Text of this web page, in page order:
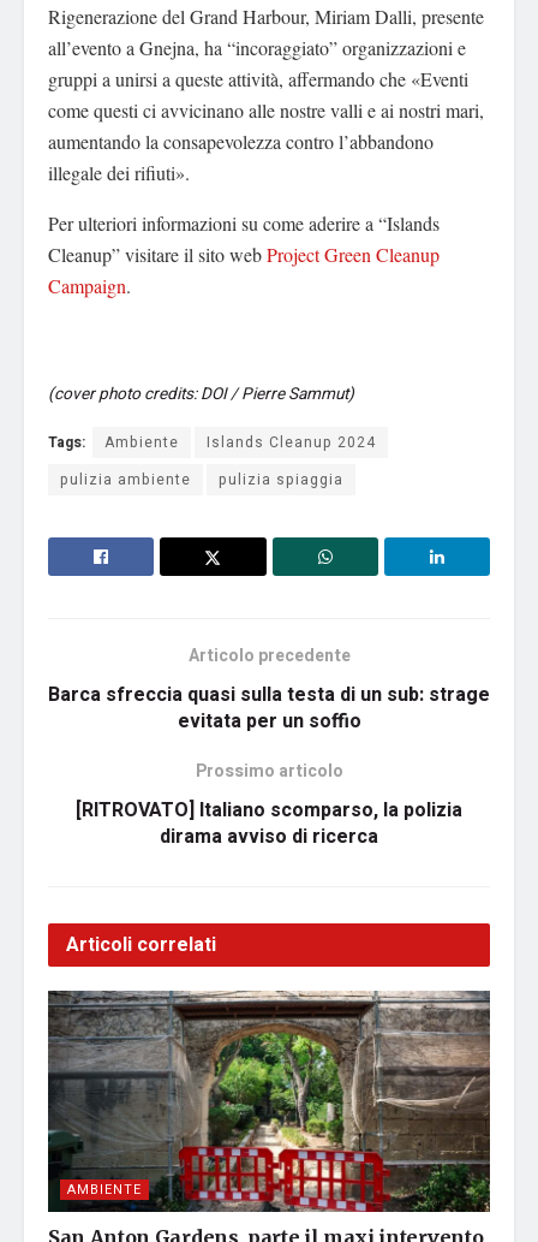
Rigenerazione del Grand Harbour, Miriam Dalli, presente
all’evento a Gnejna, ha “incoraggiato” organizzazioni e
gruppi a unirsi a queste attività, affermando che «Eventi
come questi ci avvicinano alle nostre valli e ai nostri mari,
aumentando la consapevolezza contro l’abbandono
illegale dei rifiuti».
Per ulteriori informazioni su come aderire a “Islands
Cleanup” visitare il sito webProject Green Cleanup
Campaign.
(cover photo credits: DOI / Pierre Sammut)
Tags: Ambiente
Islands Cleanup 2024
pulizia ambiente
pulizia spiaggia
Articolo precedente
Barca sfreccia quasi sulla testa di un sub: strage
evitata per un soffio
Prossimo articolo
[RITROVATO] Italiano scomparso, la polizia
dirama avviso di ricerca
Articoli correlati
AMBIENTE
San Anton Gardens, parte il maxi intervento